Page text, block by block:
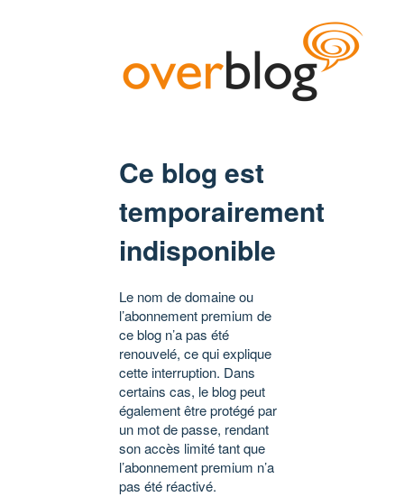
Ce blog est
temporairement
indisponible
Le nom de domaine ou
l’abonnement premium de
ce blog n’a pas été
renouvelé, ce qui explique
cette interruption. Dans
certains cas, le blog peut
également être protégé par
un mot de passe, rendant
son accès limité tant que
l’abonnement premium n’a
pas été réactivé.